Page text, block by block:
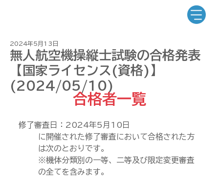
無人航空機操縦士試験の合格発表
【国家ライセンス(資格)】
(2024/05/10)
2024年5月13日
合格者一覧
修了審査日：2024年5月10日
に開催された修了審査において合格された方
は次のとおりです。
※機体分類別の一等、二等及び限定変更審査
の全てを含みます。